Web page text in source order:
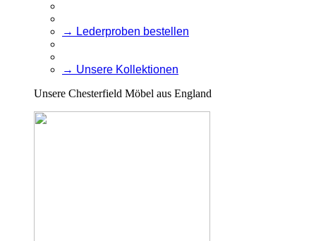
→ Lederproben bestellen
→ Unsere Kollektionen
Unsere Chesterfield Möbel aus England